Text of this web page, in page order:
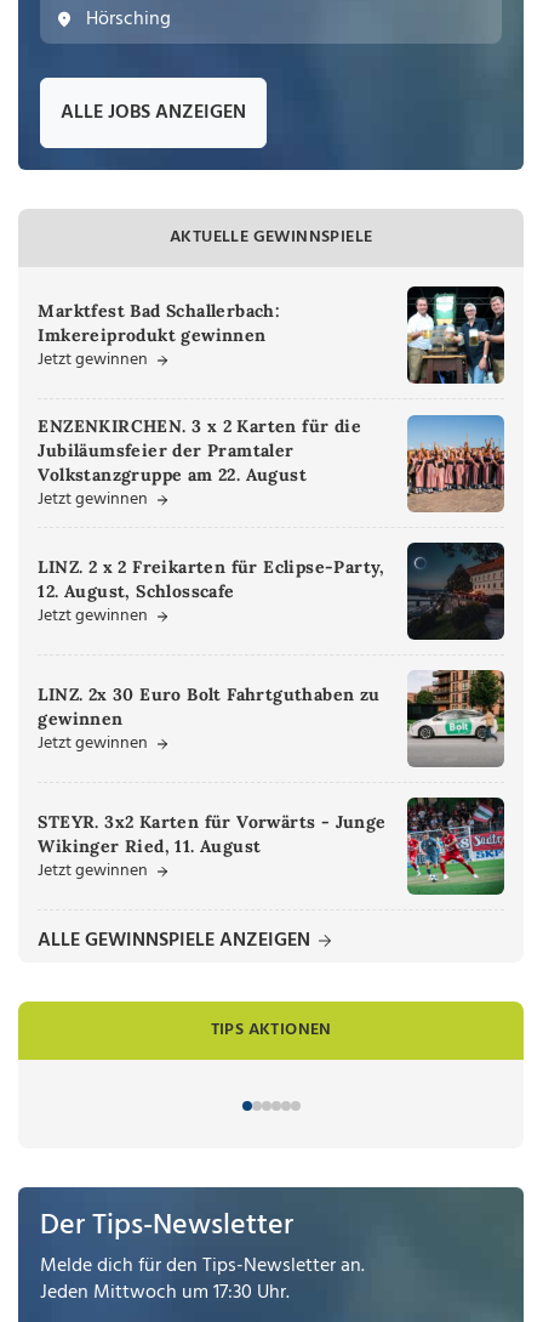
Hörsching
ALLE JOBS ANZEIGEN
AKTUELLE GEWINNSPIELE
Marktfest Bad Schallerbach:
Imkereiprodukt gewinnen
Jetzt gewinnen
ENZENKIRCHEN. 3 x 2 Karten für die
Jubiläumsfeier der Pramtaler
Volkstanzgruppe am 22. August
Jetzt gewinnen
LINZ. 2 x 2 Freikarten für Eclipse-Party,
12. August, Schlosscafe
Jetzt gewinnen
LINZ. 2x 30 Euro Bolt Fahrtguthaben zu
gewinnen
Jetzt gewinnen
STEYR. 3x2 Karten für Vorwärts - Junge
Wikinger Ried, 11. August
Jetzt gewinnen
ALLE GEWINNSPIELE ANZEIGEN
TIPS AKTIONEN
Der Tips-Newsletter
Melde dich für den Tips-Newsletter an.
Jeden Mittwoch um 17:30 Uhr.